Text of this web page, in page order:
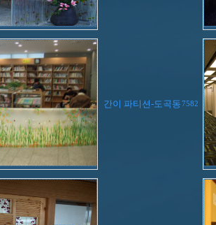
간이 파티션-도곡동7582